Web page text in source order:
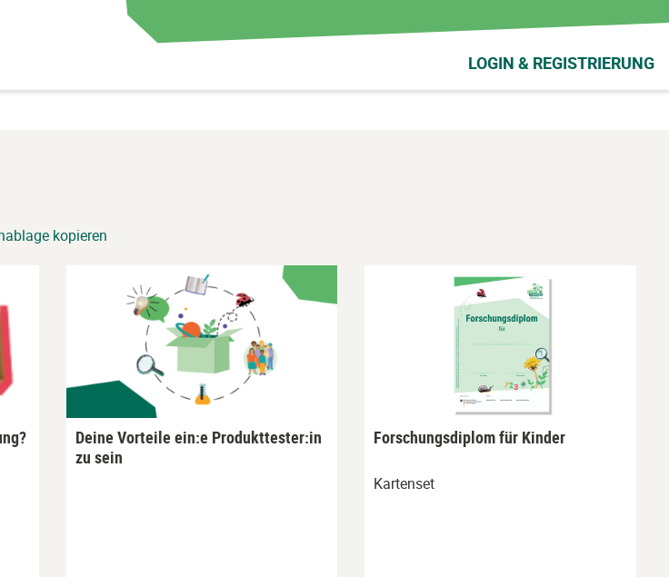
LOGIN & REGISTRIERUNG
kopieren
Deine Vorteile ein:e Produkttester:in
zu sein
Forschungsdiplom für Kinder
Kartenset